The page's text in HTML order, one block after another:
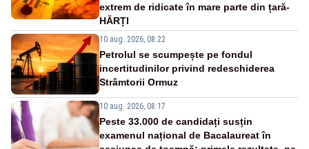
extrem de ridicate în mare parte din țară-
HĂRȚI
10 aug. 2026, 08:22
Petrolul se scumpește pe fondul
incertitudinilor privind redeschiderea
Strâmtorii Ormuz
10 aug. 2026, 08:17
Peste 33.000 de candidați susțin
examenul național de Bacalaureat în